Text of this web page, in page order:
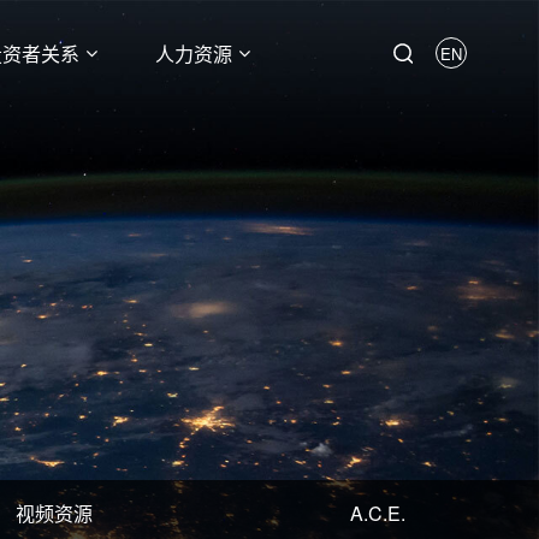
者关系 人力资源 EN
视频资源 A.C.E.